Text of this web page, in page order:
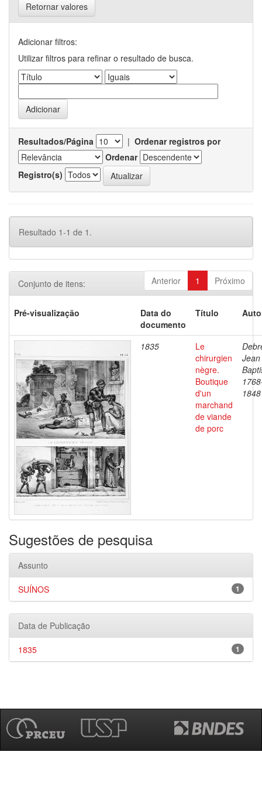
Retornar valores
Adicionar filtros:
Utilizar filtros para refinar o resultado de busca.
Resultados/Página | Ordenar registros por
Ordenar
Registro(s)
Resultado 1-1 de 1.
Anterior 1 Próximo
Conjunto de itens:
Pré-visualização
Data do
documento
Título
1835
Le
chirurgien
nègre.
Boutique
d'un
marchand
de viande
de porc
Jean
1848
Sugestões de pesquisa
Assunto
1
SUÍNOS
Data de Publicação
1
1835